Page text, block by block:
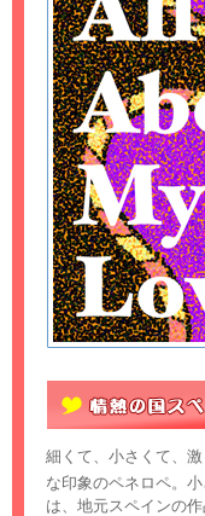
細くて、小さくて、
な印象のペネロペ。
は、地元スペインの